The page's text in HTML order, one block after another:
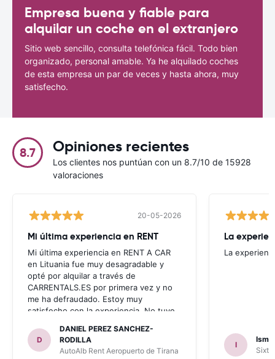
Empresa buena y fiable para
alquilar un coche en el extranjero
Sitio web sencillo, consulta telefónica fácil. Todo bien
organizado, personal amable. Ya he alquilado coches
de esta empresa un par de veces y hasta ahora, muy
satisfecho.
8.7 Opiniones recientes
Los clientes nos puntúan con un 8.7/10 de 15928
valoraciones
20-05-2026
Mi última experiencia en RENT
Mi última experiencia en RENT A CAR
en Lituania fue muy desagradable y
opté por alquilar a través de
CARRENTALS.ES por primera vez y no
me ha defraudado. Estoy muy
satisfecho con la experiencia. No tuve
invitaron a adquirir un seguro (como
había leído en varios blog). En mis
D
DANIEL PEREZ SANCHEZ-
RODILLA
AutoAlb Rent Aeropuerto de Tirana
La
La
I
Sixt